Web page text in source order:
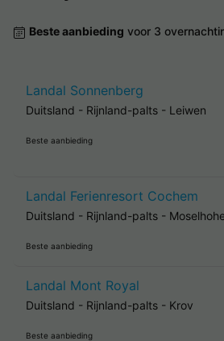
Beste aanbieding voor 3
Landal Sonnenberg
Duitsland - Rijnland-palts - Leiwen
Beste aanbieding
Landal Ferienresort Cochem
Duitsland - Rijnland-palts -
Beste aanbieding
Landal Mont Royal
Duitsland - Rijnland-palts - Krov
Beste aanbieding